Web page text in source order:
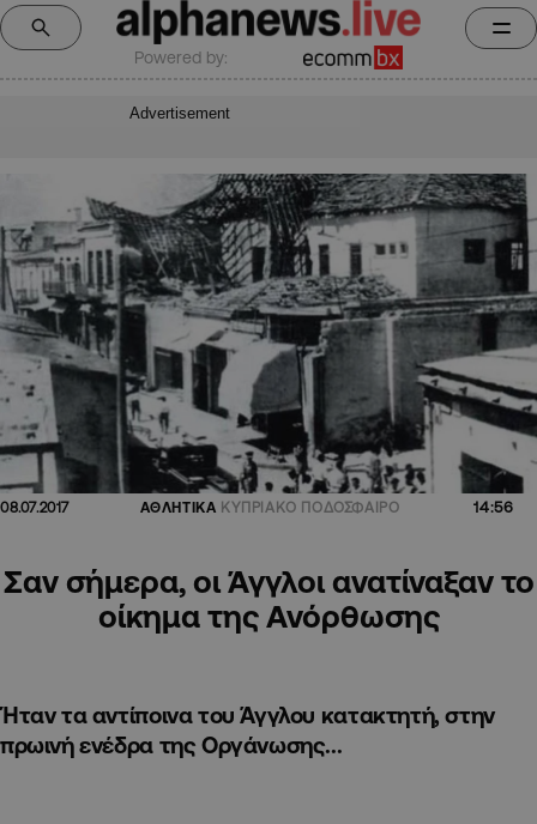
Powered by:
Advertisement
08.07.2017 ΑΘΛΗΤΙΚΑ ΚΥΠΡΙΑΚΟ ΠΟΔΟΣΦΑΙΡΟ 14:56
Σαν σήμερα, οι Άγγλοι ανατίναξαν το
οίκημα της Ανόρθωσης
Ήταν τα αντίποινα του Άγγλου κατακτητή, στην
πρωινή ενέδρα της Οργάνωσης...